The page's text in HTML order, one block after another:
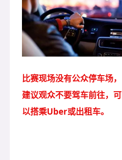
比赛现场没有公众停车场，
建议观众不要驾车前往，可
以搭乘Uber或出租车。